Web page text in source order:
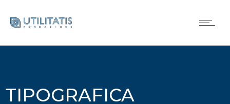
TIPOGRAFICA